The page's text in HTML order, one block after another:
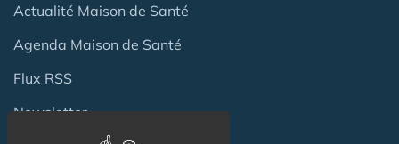
Actualité Maison de Santé
Agenda Maison de Santé
Flux RSS
Newsletter